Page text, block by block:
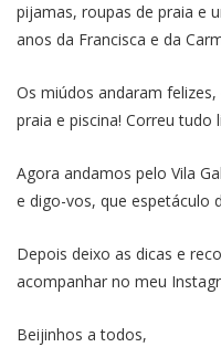
pijamas, roupas de praia e
anos da Francisca e da
Os miúdos andaram
praia e piscina! Correu tudo
Agora andamos pelo Vila
e digo-vos, que espetáculo
Depois deixo as dicas e
acompanhar no meu
Beijinhos a todos,